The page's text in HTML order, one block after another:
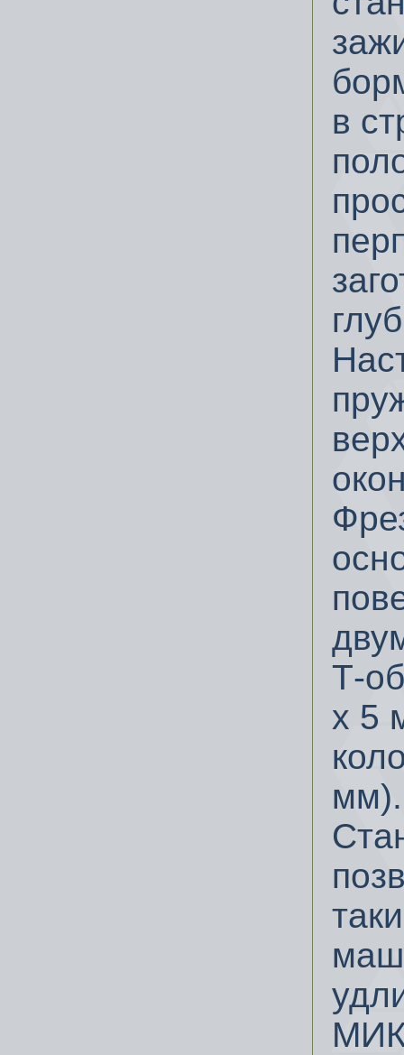
в
Т-
х 5
мм).